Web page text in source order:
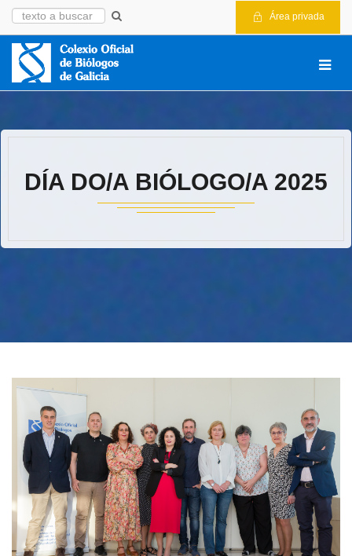
Área privada
DÍA DO/A BIÓLOGO/A 2025